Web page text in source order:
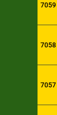
7059
7058
7057